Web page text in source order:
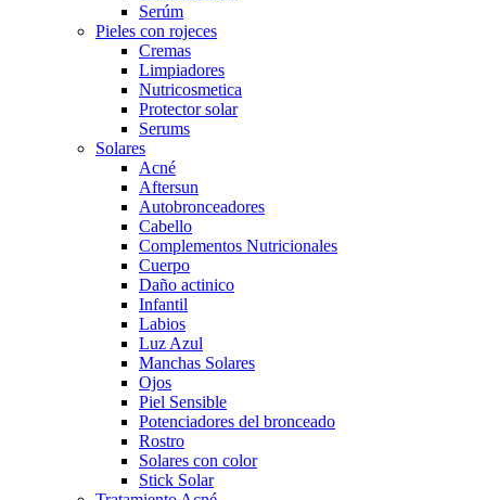
Serúm
Pieles con rojeces
Cremas
Limpiadores
Nutricosmetica
Protector solar
Serums
Solares
Acné
Aftersun
Autobronceadores
Cabello
Complementos Nutricionales
Cuerpo
Daño actinico
Infantil
Labios
Luz Azul
Manchas Solares
Ojos
Piel Sensible
Potenciadores del bronceado
Rostro
Solares con color
Stick Solar